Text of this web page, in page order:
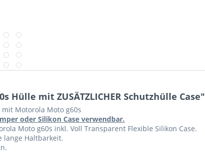
mit ZUSÄTZLICHER Schutzhülle Case"
Motorola Moto g60s
oder Silikon Case verwendbar.
Moto g60s inkl. Voll Transparent Flexible Silikon Case.
lange Haltbarkeit.